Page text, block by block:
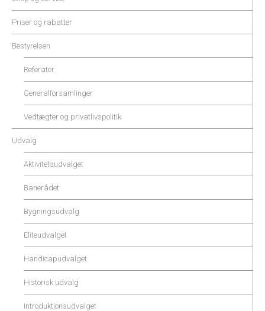
Priser og rabatter
Bestyrelsen
Referater
Generalforsamlinger
Vedtægter og privatlivspolitik
Udvalg
Aktivitetsudvalget
Banerådet
Bygningsudvalg
Eliteudvalget
Handicapudvalget
Historisk udvalg
Introduktionsudvalget